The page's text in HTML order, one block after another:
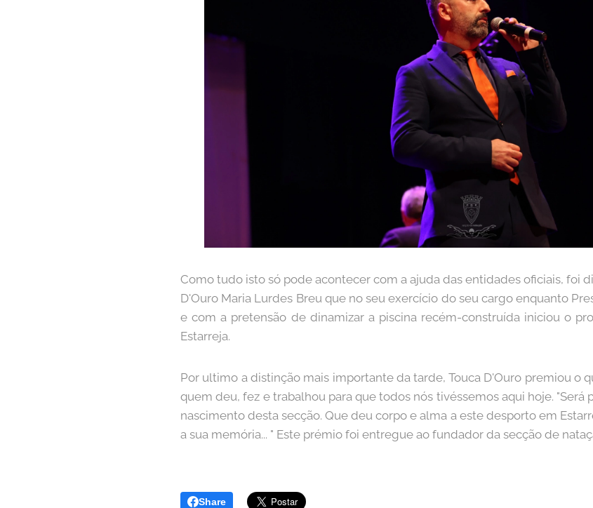
Como tudo isto só pode acontecer com a ajuda das entidades oficiais, foi
D'Ouro Maria Lurdes Breu que no seu exercício do seu cargo enquanto
e com a pretensão de dinamizar a piscina recém-construída iniciou o
Estarreja.
Por ultimo a distinção mais importante da tarde, Touca D'Ouro premiou o
quem deu, fez e trabalhou para que todos nós tivéssemos aqui hoje. "Será
nascimento desta secção. Que deu corpo e alma a este desporto em
a sua memória... " Este prémio foi entregue ao fundador da secção de
Share